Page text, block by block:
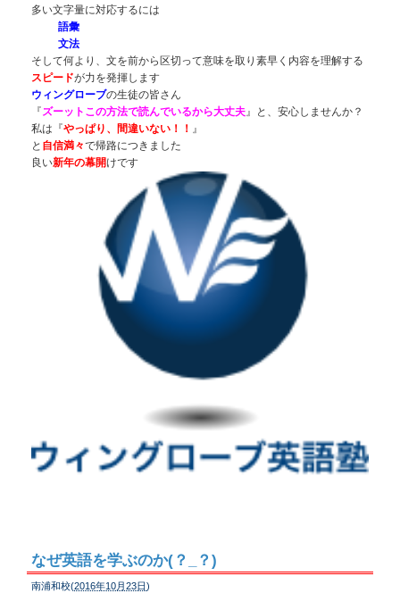
多い文字量に対応するには
語彙
文法
そして何より、文を前から区切って意味を取り素早く内容を理解する
スピードが力を発揮します
ウィングローブの生徒の皆さん
『ズーットこの方法で読んでいるから大丈夫』と、安心しませんか？
私は『やっぱり、間違いない！！ 』
と 自信満々で帰路につきました
良い新年の幕開けです
なぜ英語を学ぶのか(？_？)
南浦和校(2016年10月23日)